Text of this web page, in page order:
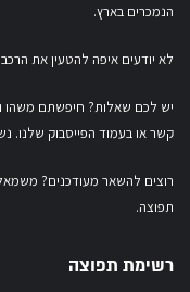
הנמכרים בארץ.
לא יודעים איפה להטעין את
יש לכם שאלות? חיפשתם משהו
קשראובעמוד הפייסבוק שלנו.
רוצים להשאר מעודכנים?
תפוצה.
רשימת תפוצה